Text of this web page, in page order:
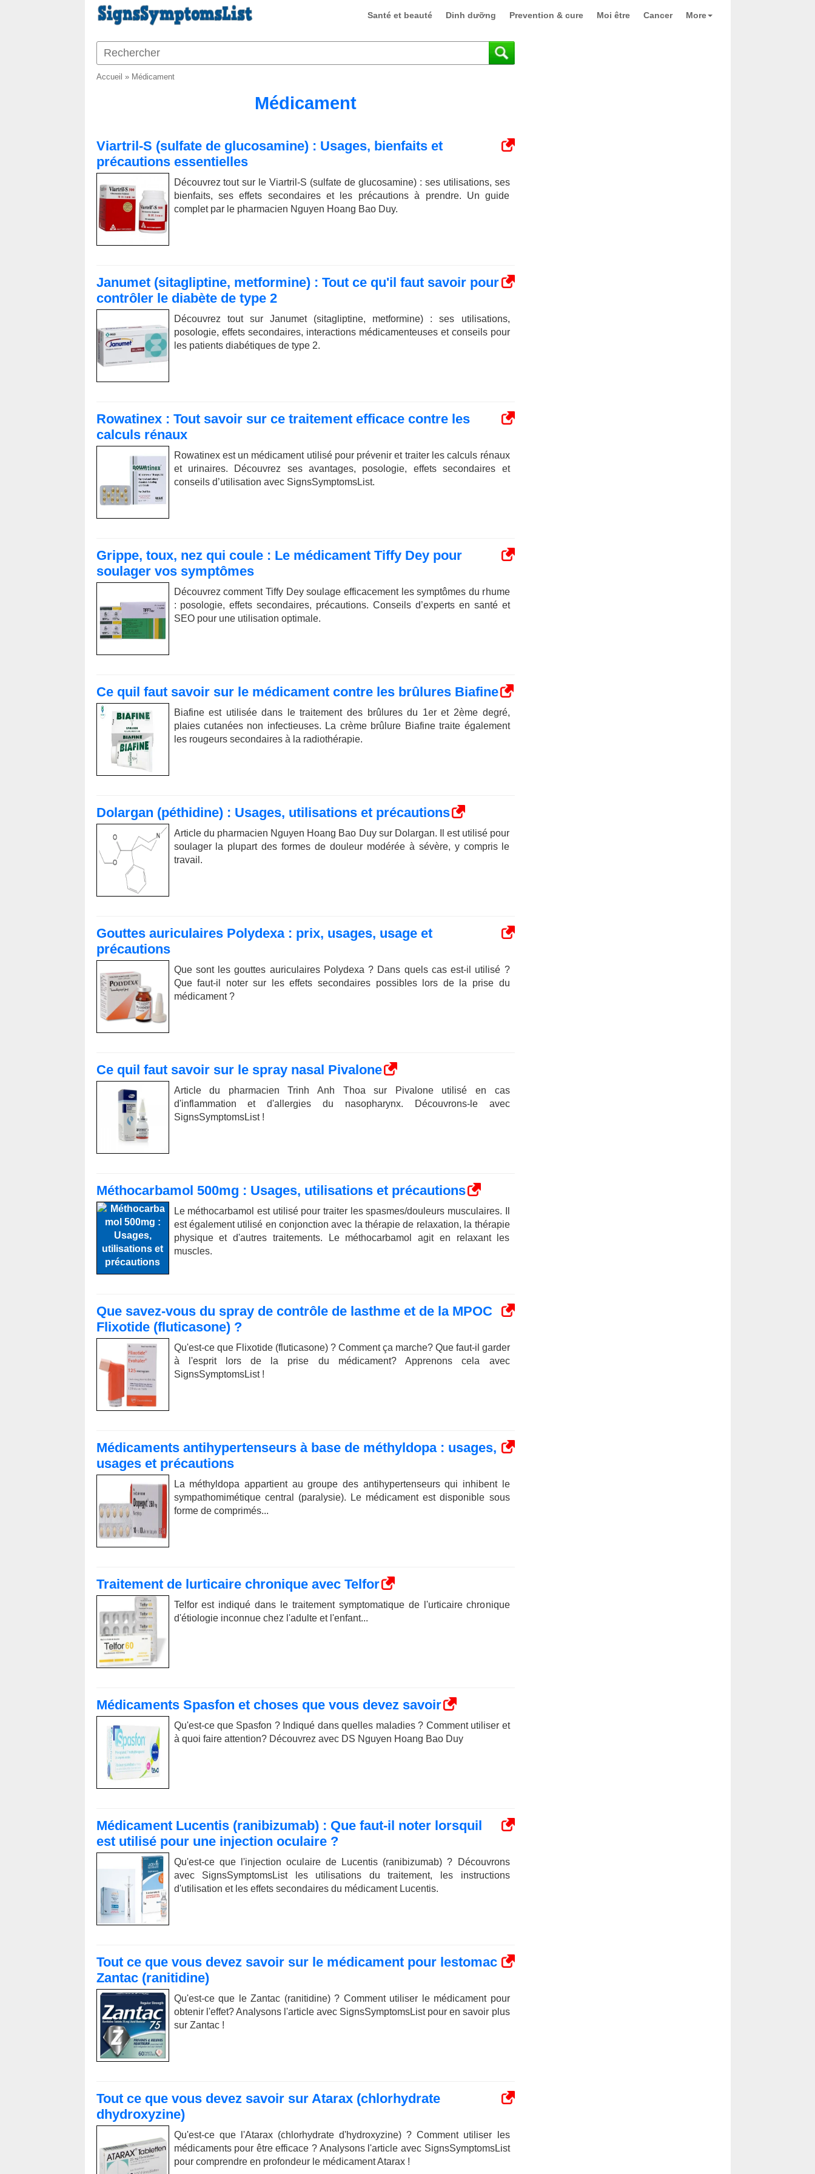
Santé et beauté Dinh dưỡng Prevention & cure Moi être Cancer More
Accueil » Médicament
Médicament
Viartril-S (sulfate de glucosamine) : Usages, bienfaits et
précautions essentielles
Découvrez tout sur le Viartril-S (sulfate de glucosamine) : ses utilisations, ses
bienfaits, ses effets secondaires et les précautions à prendre. Un guide
complet par le pharmacien Nguyen Hoang Bao Duy.
Janumet (sitagliptine, metformine) : Tout ce qu'il faut savoir pour
contrôler le diabète de type 2
Découvrez tout sur Janumet (sitagliptine, metformine) : ses utilisations,
posologie, effets secondaires, interactions médicamenteuses et conseils pour
les patients diabétiques de type 2.
Rowatinex : Tout savoir sur ce traitement efficace contre les
calculs rénaux
Rowatinex est un médicament utilisé pour prévenir et traiter les calculs rénaux
et urinaires. Découvrez ses avantages, posologie, effets secondaires et
conseils d’utilisation avec SignsSymptomsList.
Grippe, toux, nez qui coule : Le médicament Tiffy Dey pour
soulager vos symptômes
Découvrez comment Tiffy Dey soulage efficacement les symptômes du rhume
: posologie, effets secondaires, précautions. Conseils d’experts en santé et
SEO pour une utilisation optimale.
Ce quil faut savoir sur le médicament contre les brûlures Biafine
Biafine est utilisée dans le traitement des brûlures du 1er et 2ème degré,
plaies cutanées non infectieuses. La crème brûlure Biafine traite également
les rougeurs secondaires à la radiothérapie.
Dolargan (péthidine) : Usages, utilisations et précautions
Article du pharmacien Nguyen Hoang Bao Duy sur Dolargan. Il est utilisé pour
soulager la plupart des formes de douleur modérée à sévère, y compris le
travail.
Gouttes auriculaires Polydexa : prix, usages, usage et
précautions
Que sont les gouttes auriculaires Polydexa ? Dans quels cas est-il utilisé ?
Que faut-il noter sur les effets secondaires possibles lors de la prise du
médicament ?
Ce quil faut savoir sur le spray nasal Pivalone
Article du pharmacien Trinh Anh Thoa sur Pivalone utilisé en cas
d'inflammation et d'allergies du nasopharynx. Découvrons-le avec
SignsSymptomsList !
Méthocarbamol 500mg : Usages, utilisations et précautions
Le méthocarbamol est utilisé pour traiter les spasmes/douleurs musculaires. Il
est également utilisé en conjonction avec la thérapie de relaxation, la thérapie
physique et d'autres traitements. Le méthocarbamol agit en relaxant les
muscles.
Que savez-vous du spray de contrôle de lasthme et de la MPOC
Flixotide (fluticasone) ?
Qu'est-ce que Flixotide (fluticasone) ? Comment ça marche? Que faut-il garder
à l'esprit lors de la prise du médicament? Apprenons cela avec
SignsSymptomsList !
Médicaments antihypertenseurs à base de méthyldopa : usages,
usages et précautions
La méthyldopa appartient au groupe des antihypertenseurs qui inhibent le
sympathomimétique central (paralysie). Le médicament est disponible sous
forme de comprimés...
Traitement de lurticaire chronique avec Telfor
Telfor est indiqué dans le traitement symptomatique de l'urticaire chronique
d'étiologie inconnue chez l'adulte et l'enfant...
Médicaments Spasfon et choses que vous devez savoir
Qu'est-ce que Spasfon ? Indiqué dans quelles maladies ? Comment utiliser et
à quoi faire attention? Découvrez avec DS Nguyen Hoang Bao Duy
Médicament Lucentis (ranibizumab) : Que faut-il noter lorsquil
est utilisé pour une injection oculaire ?
Qu'est-ce que l'injection oculaire de Lucentis (ranibizumab) ? Découvrons
avec SignsSymptomsList les utilisations du traitement, les instructions
d'utilisation et les effets secondaires du médicament Lucentis.
Tout ce que vous devez savoir sur le médicament pour lestomac
Zantac (ranitidine)
Qu'est-ce que le Zantac (ranitidine) ? Comment utiliser le médicament pour
obtenir l'effet? Analysons l'article avec SignsSymptomsList pour en savoir plus
sur Zantac !
Tout ce que vous devez savoir sur Atarax (chlorhydrate
dhydroxyzine)
Qu'est-ce que l'Atarax (chlorhydrate d'hydroxyzine) ? Comment utiliser les
médicaments pour être efficace ? Analysons l'article avec SignsSymptomsList
pour comprendre en profondeur le médicament Atarax !